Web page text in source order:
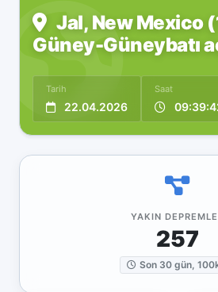
Jal, New Mexico
Güney-Güneybatı
Tarih
22.04.2026
Saat
YAKIN
257
Son 30 gün,